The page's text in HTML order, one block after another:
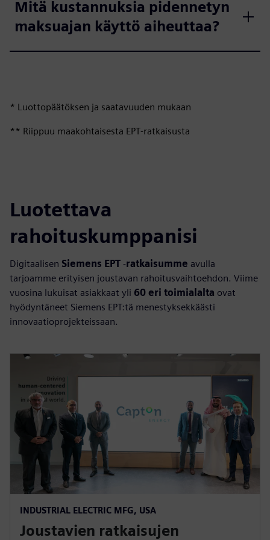
Mitä kustannuksia pidennetyn
maksuajan käyttö aiheuttaa?
* Luottopäätöksen ja saatavuuden mukaan
** Riippuu maakohtaisesta EPT‑ratkaisusta
Luotettava
rahoituskumppanisi
Digitaalisen Siemens EPT ‑ratkaisumme avulla
tarjoamme erityisen joustavan rahoitusvaihtoehdon. Viime
vuosina lukuisat asiakkaat yli 60 eri toimialalta ovat
hyödyntäneet Siemens EPT:tä menestyksekkäästi
innovaatioprojekteissaan.
INDUSTRIAL ELECTRIC MFG, USA
Joustavien ratkaisujen